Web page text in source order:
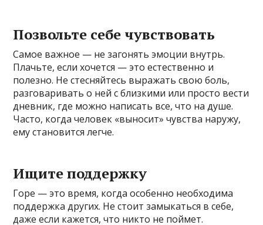
Позвольте себе чувствовать
Самое важное — не загонять эмоции внутрь.
Плачьте, если хочется — это естественно и
полезно. Не стесняйтесь выражать свою боль,
разговаривать о ней с близкими или просто вести
дневник, где можно написать все, что на душе.
Часто, когда человек «выносит» чувства наружу,
ему становится легче.
Ищите поддержку
Горе — это время, когда особенно необходима
поддержка других. Не стоит замыкаться в себе,
даже если кажется, что никто не поймет.